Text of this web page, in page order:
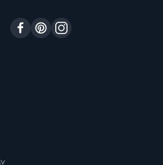
Facebook
Pinterest